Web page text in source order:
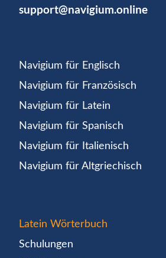
support@navigium.online
Navigium für Englisch
Navigium für Französisch
Navigium für Latein
Navigium für Spanisch
Navigium für Italienisch
Navigium für Altgriechisch
Latein Wörterbuch
Schulungen